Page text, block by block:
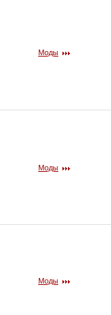
Моды
Моды
Моды